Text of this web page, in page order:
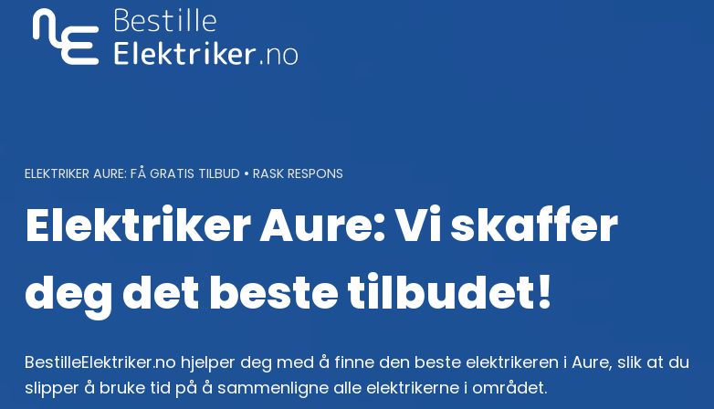
content
ELEKTRIKER AURE: FÅ GRATIS TILBUD • RASK RESPONS
Elektriker Aure: Vi skaffer
deg det beste tilbudet!
BestilleElektriker.no hjelper deg med å finne den beste elektrikeren i Aure, slik at du
slipper å bruke tid på å sammenligne alle elektrikerne i området.